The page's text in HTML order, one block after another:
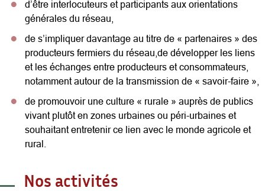
d’être interlocuteurs et participants aux orientations
générales du réseau,
de s’impliquer davantage au titre de « partenaires » des
producteurs fermiers du réseau,de développer les liens
et les échanges entre producteurs et consommateurs,
notamment autour de la transmission de « savoir-faire »,
de promouvoir une culture « rurale » auprès de publics
vivant plutôt en zones urbaines ou péri-urbaines et
souhaitant entretenir ce lien avec le monde agricole et
rural.
Nos activités